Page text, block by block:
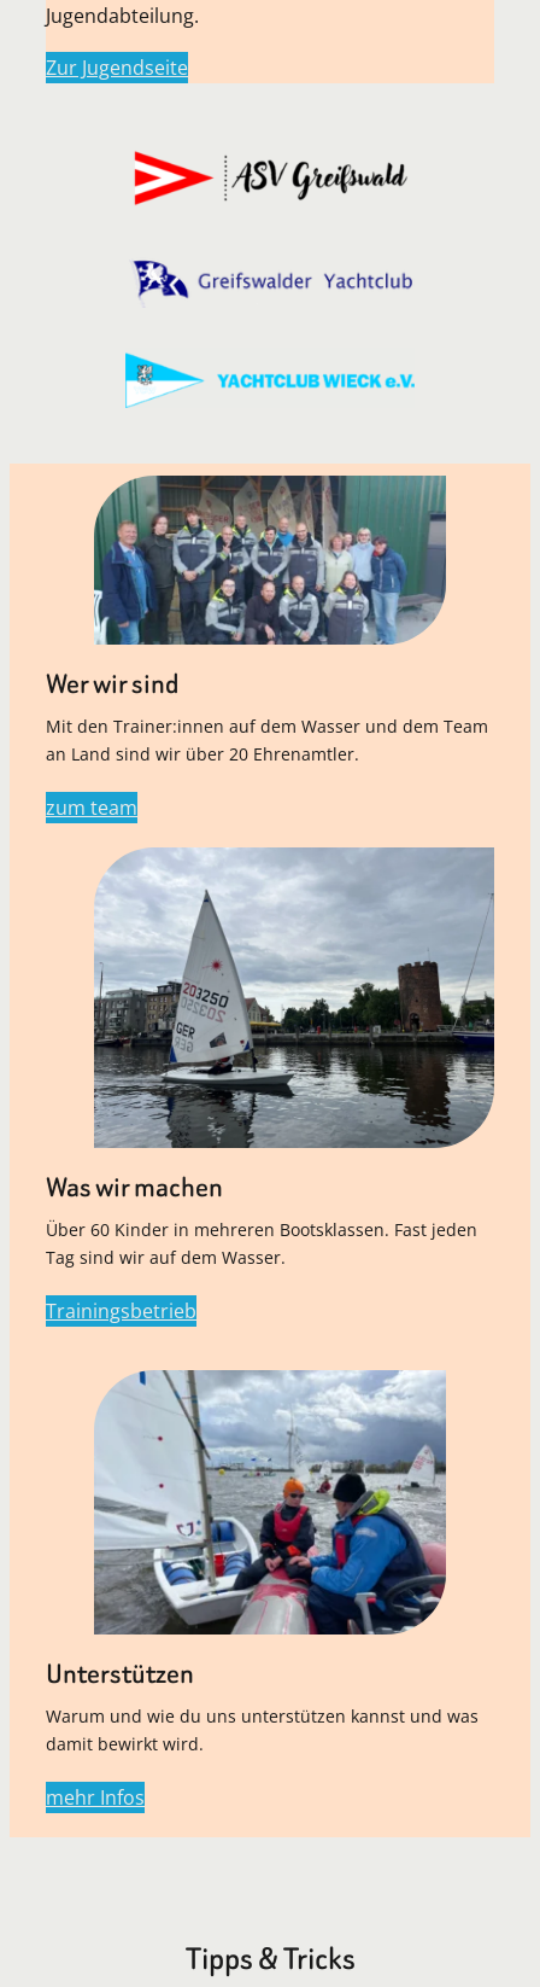
Jugendabteilung.
Zur Jugendseite
Wer wir sind
Mit den Trainer:innen auf dem Wasser und dem Team
an Land sind wir über 20 Ehrenamtler.
zum team
Was wir machen
Über 60 Kinder in mehreren Bootsklassen. Fast jeden
Tag sind wir auf dem Wasser.
Trainingsbetrieb
Unterstützen
Warum und wie du uns unterstützen kannst und was
damit bewirkt wird.
mehr Infos
Tipps & Tricks